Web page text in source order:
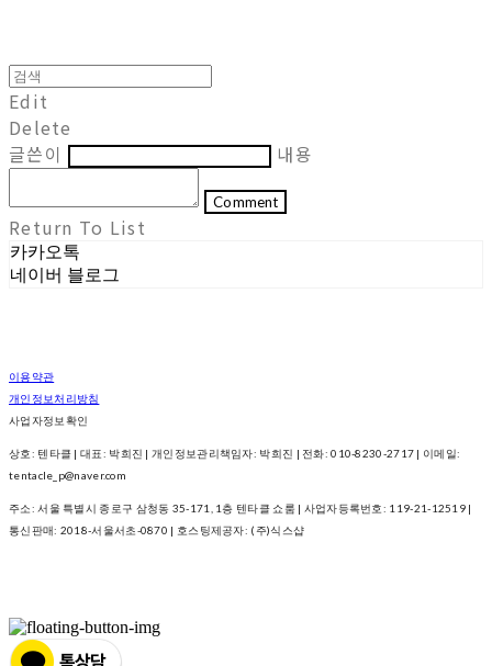
Edit
Delete
글쓴이
내용
Comment
Return To List
카카오톡
네이버 블로그
이용약관
개인정보처리방침
사업자정보확인
상호: 텐타클 | 대표: 박희진 | 개인정보관리책임자: 박희진 | 전화: 010-8230-2717 | 이메일:
tentacle_p@naver.com
주소: 서울 특별시 종로구 삼청동 35-171, 1층 텐타클 쇼룸 | 사업자등록번호: 119-21-12519 |
통신판매: 2018-서울서초-0870 | 호스팅제공자: (주)식스샵